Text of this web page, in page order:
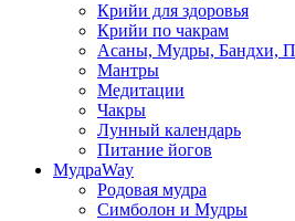
Крийи для здоровья
Крийи по чакрам
Асаны, Мудры, Бандхи,
Мантры
Медитации
Чакры
Лунный календарь
Питание йогов
МудраWay
Родовая мудра
Симболон и Мудры